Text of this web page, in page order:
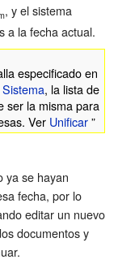
, y el sistema
a la fecha actual.
especificado en
, la lista de
ser la misma para
Ver Unificar”
ya se hayan
fecha, por lo
editar un nuevo
documentos y